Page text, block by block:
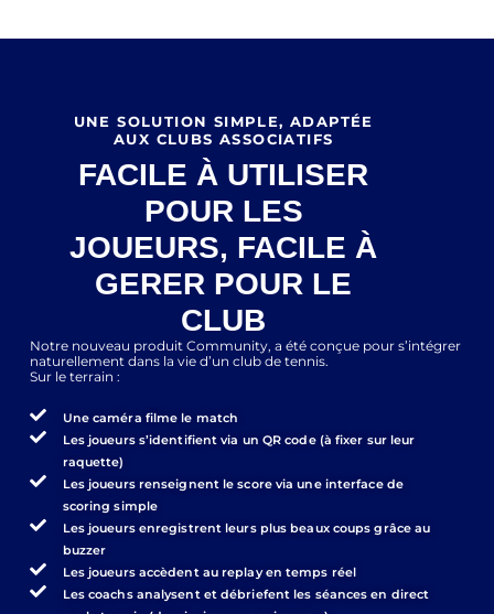
UNE SOLUTION SIMPLE, ADAPTÉE
AUX CLUBS ASSOCIATIFS
FACILE À UTILISER
POUR LES
JOUEURS, FACILE À
GERER POUR LE
CLUB
Notre nouveau produit Community, a été conçue pour s’intégrer
naturellement dans la vie d’un club de tennis.
Sur le terrain :
Une caméra filme le match
Les joueurs s’identifient via un QR code (à fixer sur leur
raquette)
Les joueurs renseignent le score via une interface de
scoring simple
Les joueurs enregistrent leurs plus beaux coups grâce au
buzzer
Les joueurs accèdent au replay en temps réel
Les coachs analysent et débriefent les séances en direct